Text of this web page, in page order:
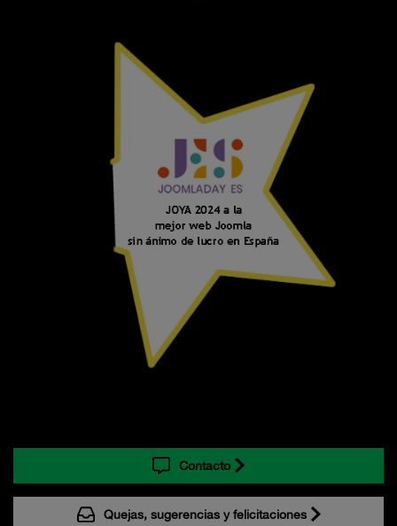
Contacto
Quejas, sugerencias y felicitaciones